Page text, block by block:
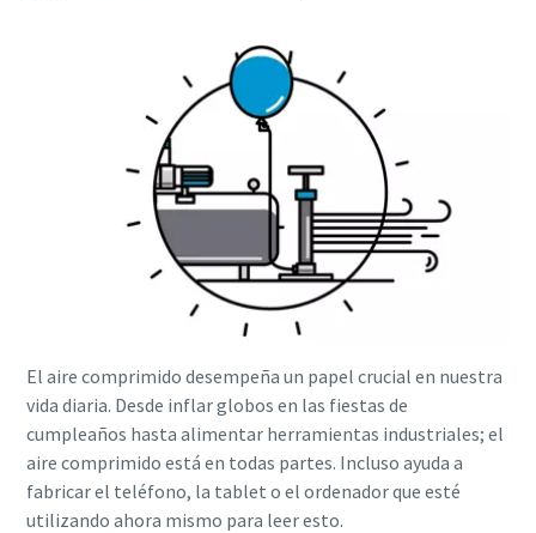
10 pasos hacia una producción más ecológica y
ecológica: todo lo que necesita saber
Obtenga más información
El aire comprimido desempeña un papel crucial en nuestra
vida diaria. Desde inflar globos en las fiestas de
cumpleaños hasta alimentar herramientas industriales; el
aire comprimido está en todas partes. Incluso ayuda a
fabricar el teléfono, la tablet o el ordenador que esté
utilizando ahora mismo para leer esto.